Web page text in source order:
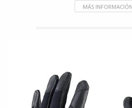
MÁS INFORMACIÓN